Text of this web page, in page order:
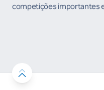
competições importantes